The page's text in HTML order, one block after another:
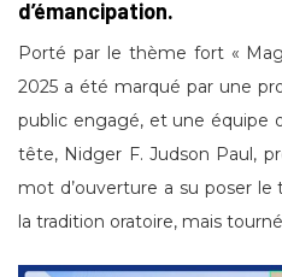
d’émancipation.
Porté par le thème fort «
2025 a été marqué par une
public engagé, et une équipe
tête, Nidger F. Judson Paul,
mot d’ouverture a su poser
la tradition oratoire, mais